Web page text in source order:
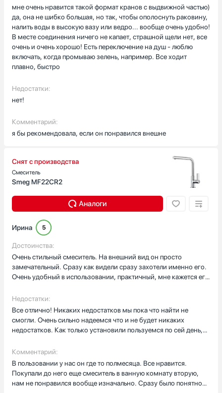
мне очень нравится такой формат кранов с выдвижной частью)
да, она не шибко большая, но так, чтобы ополоснуть раковину,
налить воды в высокую вазу или ведро... вообще очень удобно!
В месте соединения ничего не капает, страшной щели нет, все
очень и очень хорошо! Есть переключение на душ - люблю
включать, когда промываю зелень, например. Все ходит
плавно, быстро
Недостатки:
нет!
Комментарий:
я бы рекомендовала, если он понравился внешне
Снят с производства
Смеситель
Smeg MF22CR2
Аналоги
Ирина 5
Достоинства:
Очень стильный смеситель. На внешний вид он просто
замечательный. Сразу как видели сразу захотели именно его.
Очень удобный в использовании, практичный, мне кажется его
регулируется холодная и теплая вода, нравится так же как
включается подача воды и как отключается. Все очень плавно
на самом деле и классно. За это конечно огромный плюс. Сам
материал мне кажется очень надежный и практичный. В
комплекте было все и водоотвод и прокладки ив се в таком
конечно не особо радует, но мы понимаем что сейчас
смесители стоят очень больших денег поэтому нормально
Недостатки:
Все отлично! Никаких недостатков мы пока что найти не
смогли. Очень сильно надеемся что и не будет никаких
недостатков. Как только установили пользуемся по сей день,
Комментарий:
В пользовании у нас он где то полмесяца. Все нравится.
Покупали до него еще смеситель в ванную комнату вторую,
нам не понравился вообще изначально. Сразу было понятно